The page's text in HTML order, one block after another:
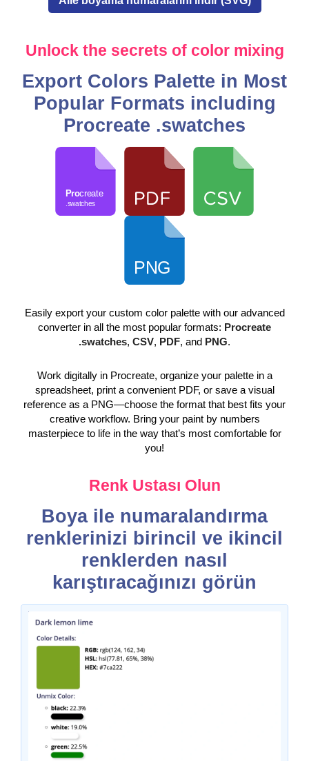
Unlock the secrets of color mixing
Export Colors Palette in Most
Popular Formats including
Procreate .swatches
Easily export your custom color palette with our advanced
converter in all the most popular formats: Procreate
.swatches, CSV, PDF, and PNG.
Work digitally in Procreate, organize your palette in a
spreadsheet, print a convenient PDF, or save a visual
reference as a PNG—choose the format that best fits your
creative workflow. Bring your paint by numbers
masterpiece to life in the way that’s most comfortable for
you!
Renk Ustası Olun
Boya ile numaralandırma
renklerinizi birincil ve ikincil
renklerden nasıl
karıştıracağınızı görün